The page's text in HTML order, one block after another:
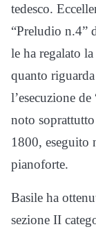
tedesco.
“Preludio n.4”
le ha regalato
quanto
l’esecuzione
noto
1800, eseguito
pianoforte.
Basile ha
sezione II